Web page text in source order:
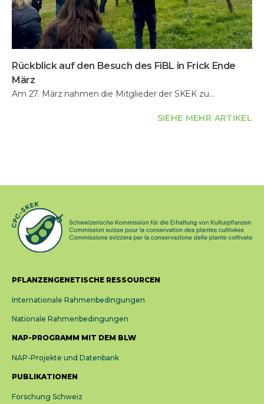
Rückblick auf den Besuch des FiBL in Frick Ende
März
Am 27. März nahmen die Mitglieder der SKEK zu…
SIEHE MEHR ARTIKEL
PFLANZENGENETISCHE RESSOURCEN
Internationale Rahmenbedingungen
Nationale Rahmenbedingungen
NAP-PROGRAMM MIT DEM BLW
NAP-Projekte und Datenbank
PUBLIKATIONEN
Forschung Schweiz